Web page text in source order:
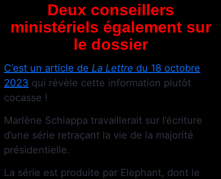
Deux conseillers
ministériels également sur
le dossier
C’est un article de La Lettre du 18 octobre
2023 qui révèle cette information plutôt
cocasse !
Marlène Schiappa travaillerait sur l’écriture
d’une série retraçant la vie de la majorité
présidentielle.
La série est produite par Elephant, dont le